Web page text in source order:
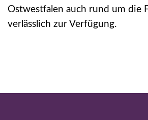
Ostwestfalen auch rund um die
verlässlich zur Verfügung.